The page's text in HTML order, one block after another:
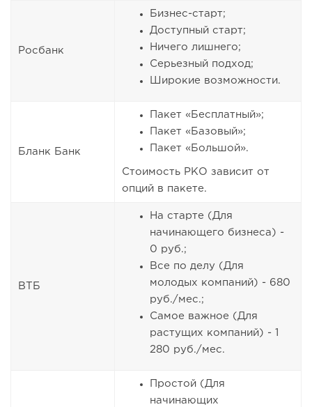
Росбанк
Бизнес-старт;
Доступный старт;
Ничего лишнего;
Серьезный подход;
Широкие возможности.
Бланк Банк
Пакет «Бесплатный»;
Пакет «Базовый»;
Пакет «Большой».
Стоимость РКО зависит от
опций в пакете.
ВТБ
На старте (Для
начинающего бизнеса) -
0 руб.;
Все по делу (Для
молодых компаний) - 680
руб./мес.;
Самое важное (Для
растущих компаний) - 1
280 руб./мес.
Простой (Для
начинающих